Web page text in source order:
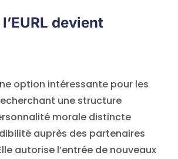
devient
une option intéressante pour les
une structure
morale distincte
auprès des partenaires
autorise l’entrée de nouveaux